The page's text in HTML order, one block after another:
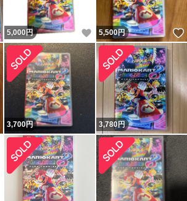
いいね！
5,000 円 いいね！
5,500円
3,700円 3,780円